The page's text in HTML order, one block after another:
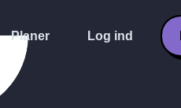
Planer Log ind